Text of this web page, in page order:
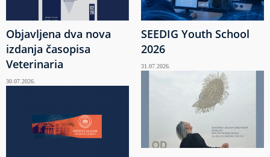
Objavljena dva nova
izdanja časopisa
Veterinaria
30.07.2026.
SEEDIG Youth School
2026
31.07.2026.